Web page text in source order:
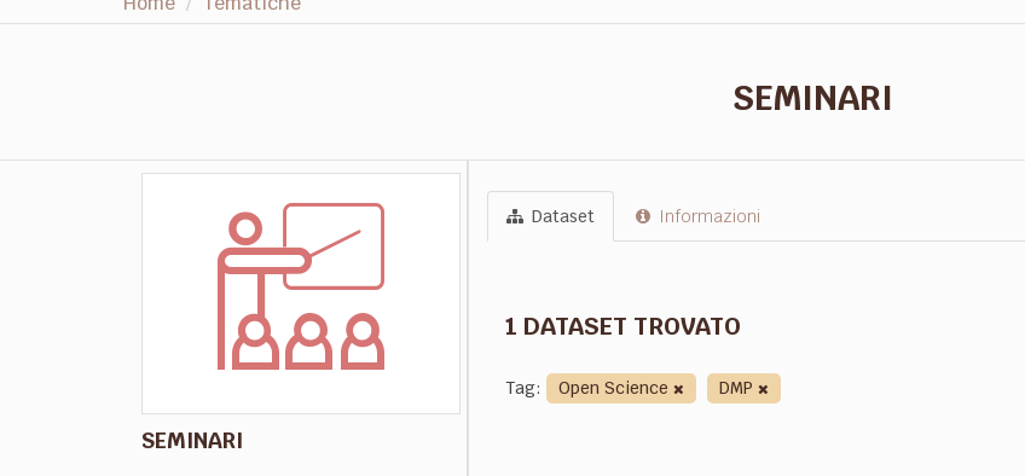
SEMINARI
SEMINARI
Dataset Informazioni
1 DATASET TROVATO
Tag: Open Science DMP